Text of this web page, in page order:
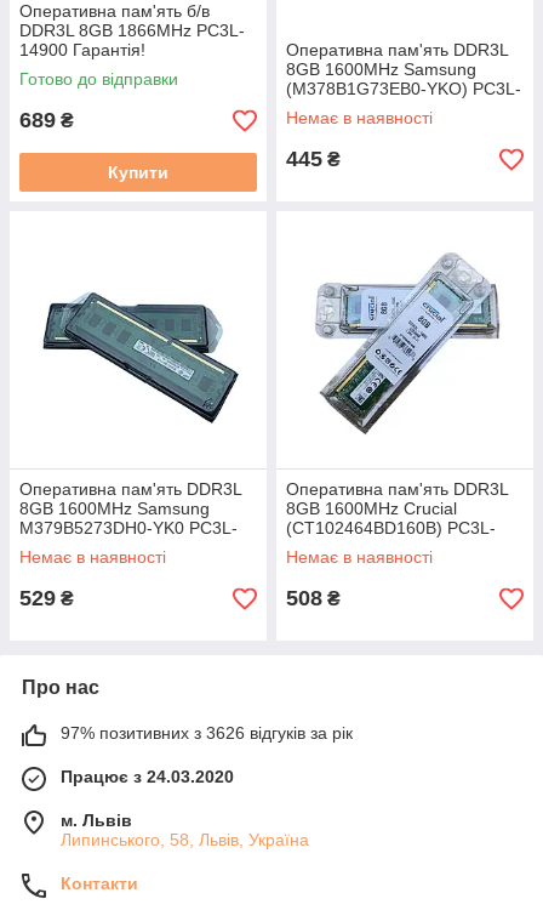
Оперативна пам'ять б/в
DDR3L 8GB 1866MHz PC3L-
14900 Гарантія!
Готово до відправки
689 ₴
Купити
Оперативна пам'ять DDR3L
8GB 1600MHz Samsung
(M378B1G73EB0-YKO) PC3L-
12800 нова!
Немає в наявності
445 ₴
Оперативна пам'ять DDR3L
8GB 1600MHz Samsung
M379B5273DH0-YK0 PC3L-
12800 нова!
Немає в наявності
529 ₴
Оперативна пам'ять DDR3L
8GB 1600MHz Crucial
(CT102464BD160B) PC3L-
12800 нова!
Немає в наявності
508 ₴
Про нас
97% позитивних з 3626 відгуків за рік
Працює з 24.03.2020
м. Львів
Липинського, 58, Львів, Україна
Контакти